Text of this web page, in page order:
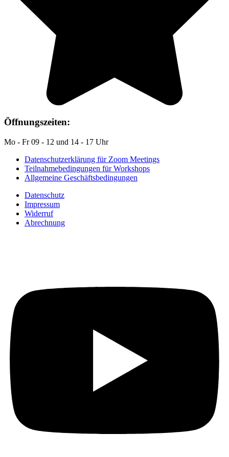
Öffnungszeiten:
Mo - Fr 09 - 12 und 14 - 17 Uhr
Datenschutzerklärung für Zoom Meetings
Teilnahmebedingungen für Workshops
Allgemeine Geschäftsbedingungen
Datenschutz
Impressum
Widerruf
Abrechnung